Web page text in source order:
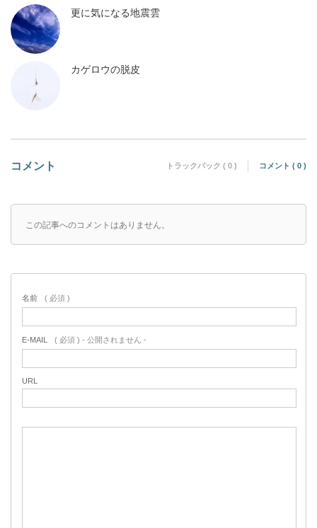
更に気になる地震雲
カゲロウの脱皮
コメント トラックバック ( 0 ) コメント ( 0 )
この記事へのコメントはありません。
名前 ( 必須 )
E-MAIL ( 必須 ) - 公開されません -
URL